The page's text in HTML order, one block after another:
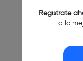
Regístrate
a lo